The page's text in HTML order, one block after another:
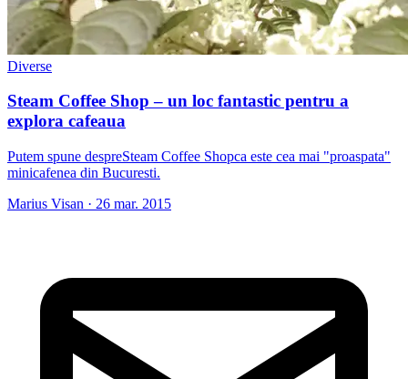
Diverse
Steam Coffee Shop – un loc fantastic pentru a
explora cafeaua
Putem spune despreSteam Coffee Shopca este cea mai "proaspata"
minicafenea din Bucuresti.
Marius Visan · 26 mar. 2015